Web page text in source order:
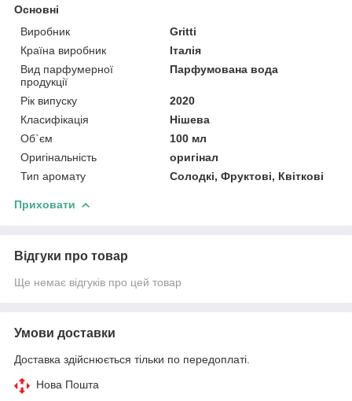
Основні
Виробник
Gritti
Країна виробник
Італія
Вид парфумерної
продукції
Парфумована вода
Рік випуску
2020
Класифікація
Нішева
Об`єм
100 мл
Оригінальність
оригінал
Тип аромату
Солодкі, Фруктові, Квіткові
Приховати
Відгуки про товар
Ще немає відгуків про цей товар
Умови доставки
Доставка здійснюється тільки по передоплаті.
Нова Пошта